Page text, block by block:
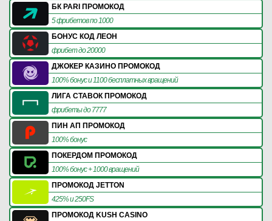
БК PARI ПРОМОКОД
5 фрибетов по 1000
БОНУС КОД ЛЕОН
фрибет до 20000
ДЖОКЕР КАЗИНО ПРОМОКОД
100% бонус и 1100 бесплатных вращений
ЛИГА СТАВОК ПРОМОКОД
фрибеты до 7777
ПИН АП ПРОМОКОД
100% бонус
ПОКЕРДОМ ПРОМОКОД
100% бонус + 1000 вращений
ПРОМОКОД JETTON
425% и 250FS
ПРОМОКОД KUSH CASINO